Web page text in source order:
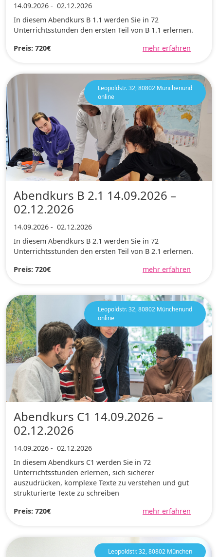
14.09.2026 - 02.12.2026
In diesem Abendkurs B 1.1 werden Sie in 72
Unterrichtsstunden den ersten Teil von B 1.1 erlernen.
Preis: 720€
mehr erfahren
Leopoldstr. 32, 80802 Münchenund
online
Abendkurs B 2.1 14.09.2026 –
02.12.2026
14.09.2026 - 02.12.2026
In diesem Abendkurs B 2.1 werden Sie in 72
Unterrichtsstunden den ersten Teil von B 2.1 erlernen.
Preis: 720€
mehr erfahren
Leopoldstr. 32, 80802 Münchenund
online
Abendkurs C1 14.09.2026 –
02.12.2026
14.09.2026 - 02.12.2026
In diesem Abendkurs C1 werden Sie in 72
Unterrichtsstunden erlernen, sich sicherer
auszudrücken, komplexe Texte zu verstehen und gut
strukturierte Texte zu schreiben
Preis: 720€
mehr erfahren
Leopoldstr. 32, 80802 München